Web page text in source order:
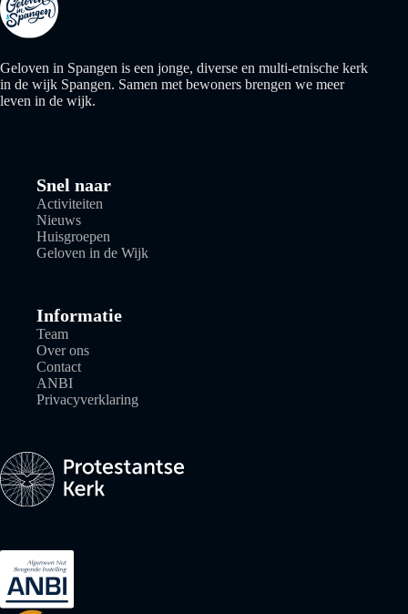
Geloven in Spangen is een jonge, diverse en multi-etnische kerk
in de wijk Spangen. Samen met bewoners brengen we meer
leven in de wijk.
Snel naar
Activiteiten
Nieuws
Huisgroepen
Geloven in de Wijk
Informatie
Team
Over ons
Contact
ANBI
Privacyverklaring